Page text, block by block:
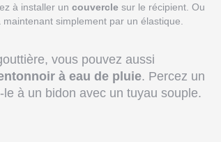
à installer un couvercle sur le récipient. Ou
simplement par un élastique.
vous pouvez aussi
à eau de pluie. Percez un
à un bidon avec un tuyau souple.